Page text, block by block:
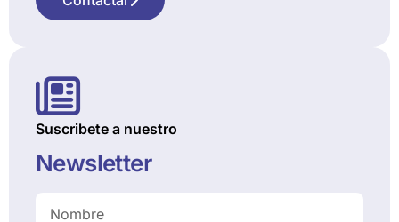
Suscribete a nuestro
Newsletter